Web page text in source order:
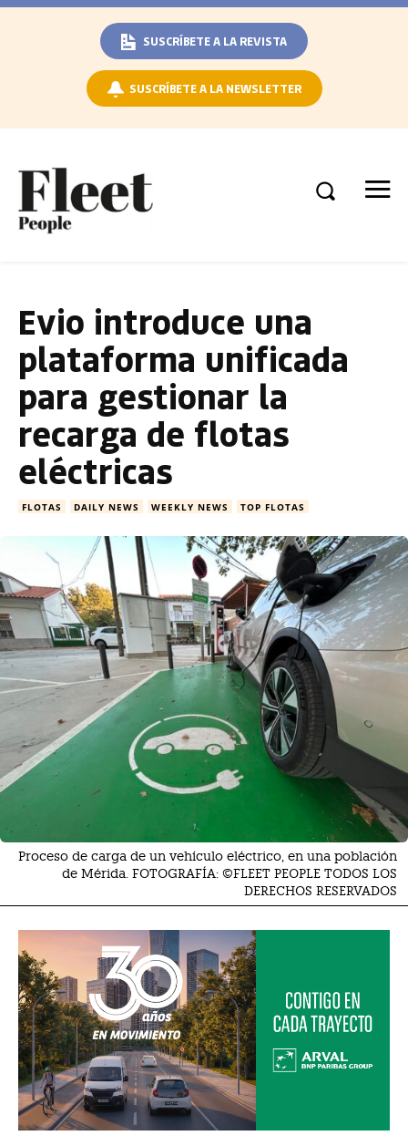
SUSCRÍBETE A LA REVISTA
SUSCRÍBETE A LA NEWSLETTER
Evio introduce una
plataforma unificada
para gestionar la
recarga de flotas
eléctricas
FLOTAS DAILY NEWS WEEKLY NEWS TOP FLOTAS
Proceso de carga de un vehículo eléctrico, en una población
de Mérida. FOTOGRAFÍA: ©FLEET PEOPLE TODOS LOS
DERECHOS RESERVADOS